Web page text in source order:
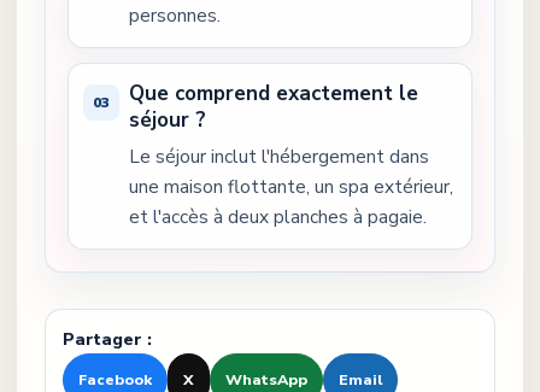
personnes.
Que comprend exactement le
séjour ?
Le séjour inclut l'hébergement dans
une maison flottante, un spa extérieur,
et l'accès à deux planches à pagaie.
Partager :
Facebook X WhatsApp Email